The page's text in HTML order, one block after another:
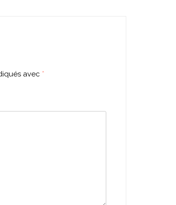
avec *